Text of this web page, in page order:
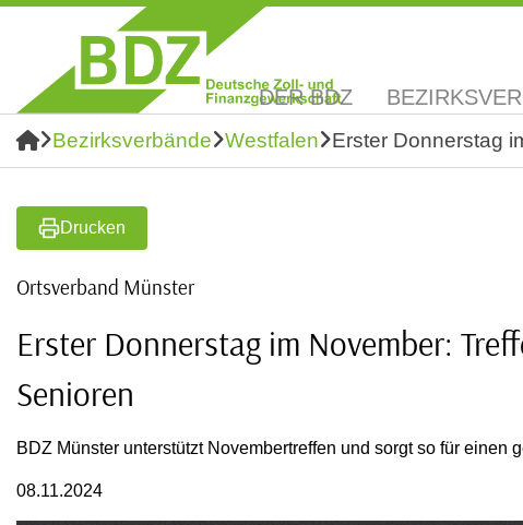
DER BDZ
Bezirksverbände Westfalen Erster Donnerstag
Drucken
Ortsverband Münster
Erster Donnerstag im November:
Senioren
BDZ Münster unterstützt Novembertreffen und sorgt so für einen
08.11.2024